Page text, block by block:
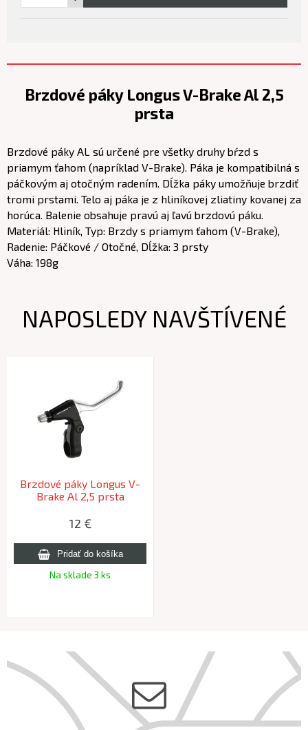
Brzdové páky Longus V-Brake Al 2,5
prsta
Brzdové páky AL sú určené pre všetky druhy bŕzd s
priamym ťahom (napríklad V-Brake). Páka je kompatibilná s
páčkovým aj otočným radením. Dĺžka páky umožňuje brzdiť
tromi prstami. Telo aj páka je z hliníkovej zliatiny kovanej za
horúca. Balenie obsahuje pravú aj ľavú brzdovú páku.
Materiál: Hliník, Typ: Brzdy s priamym ťahom (V-Brake),
Radenie: Páčkové / Otočné, Dĺžka: 3 prsty
Váha: 198g
NAPOSLEDY NAVŠTÍVENÉ
Brzdové páky Longus V-
Brake Al 2,5 prsta
12 €
Na sklade 3 ks